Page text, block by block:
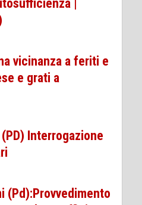
|
vicinanza a feriti e
e grati a
Interrogazione
(Pd):Provvedimento